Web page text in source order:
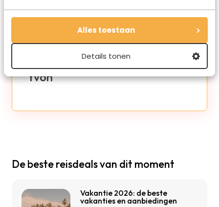
Alles toestaan
Details tonen
Yvon
De beste reisdeals van dit moment
Vakantie 2026: de beste
vakanties en aanbiedingen